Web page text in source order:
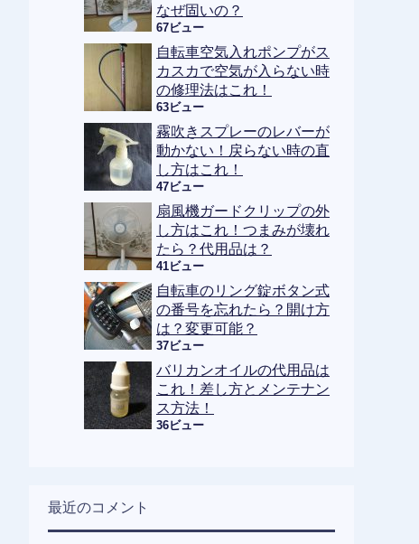
なぜ固いの？
67ビュー
自転車空気入れポンプがス
カスカで空気が入らない時
の修理法はこれ！
63ビュー
霧吹きスプレーのレバーが
動かない！戻らない時の直
し方はこれ！
47ビュー
扇風機ガードクリップの外
し方はこれ！つまみが壊れ
たら？代用品は？
41ビュー
自転車のリング錠ボタン式
の番号を忘れたら？開け方
は？変更可能？
37ビュー
バリカンオイルの代用品は
これ！差し方とメンテナン
ス方法！
36ビュー
最近のコメント